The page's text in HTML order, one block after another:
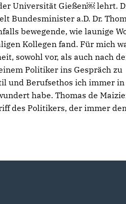
Universität Gießen￼ lehrt.
Bundesminister a.D. Dr.
bewegende, wie launige
Kollegen fand. Für mich
sowohl vor, als auch nach
Politiker ins Gespräch zu
und Berufsethos ich immer in
habe. Thomas de
des Politikers, der immer